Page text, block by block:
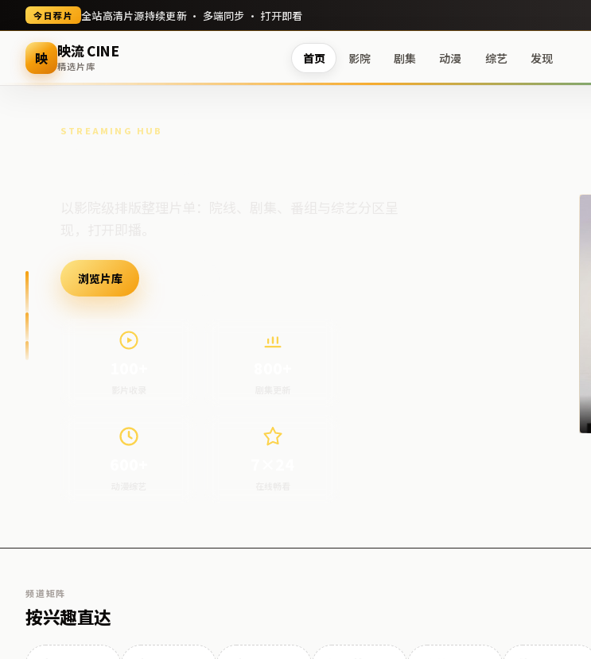
今日荐片 全站高清片源持续更新 · 多端同步 · 打开即看
映 映流 CINE
精选片库 首页 影院 剧集 动漫 综艺 发现
STREAMING HUB
浏览片库
频道矩阵
按兴趣直达